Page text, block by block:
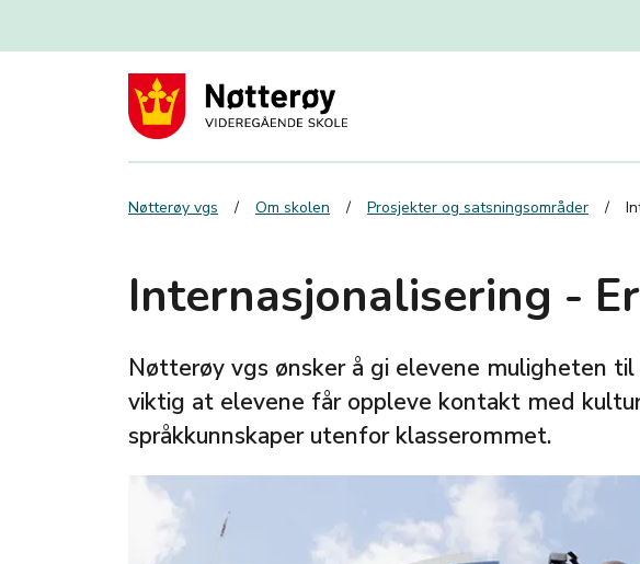
Nøtterøy vgs Om skolen Prosjekter og satsningsområder
Internasjonalisering -
Nøtterøy vgs ønsker å gi elevene muligheten
viktig at elevene får oppleve kontakt med
språkkunnskaper utenfor klasserommet.